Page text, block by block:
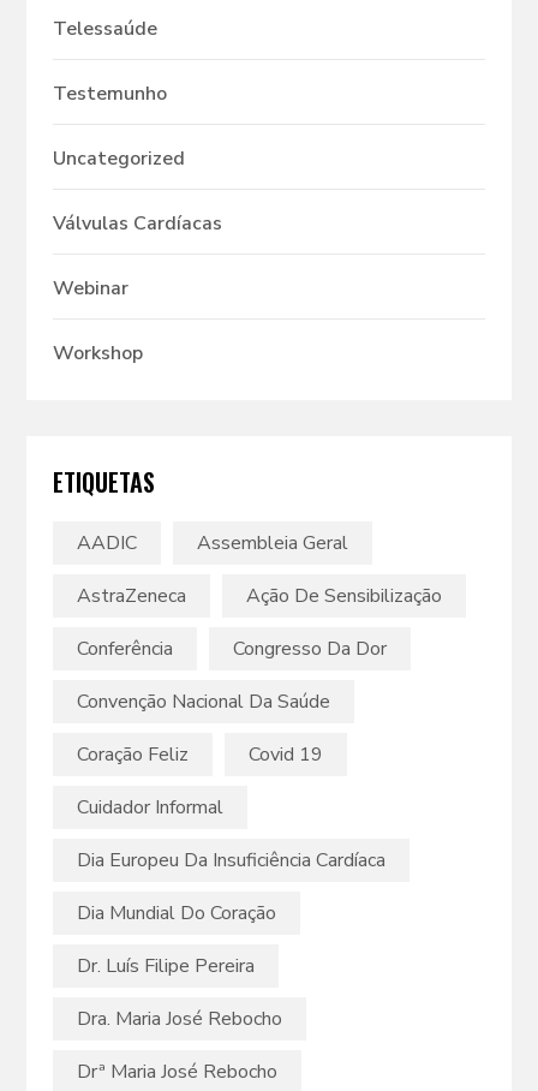
Telessaúde
Testemunho
Uncategorized
Válvulas Cardíacas
Webinar
Workshop
ETIQUETAS
AADIC
Assembleia Geral
AstraZeneca
Ação De Sensibilização
Conferência
Congresso Da Dor
Convenção Nacional Da Saúde
Coração Feliz
Covid 19
Cuidador Informal
Dia Europeu Da Insuficiência Cardíaca
Dia Mundial Do Coração
Dr. Luís Filipe Pereira
Dra. Maria José Rebocho
Drª Maria José Rebocho